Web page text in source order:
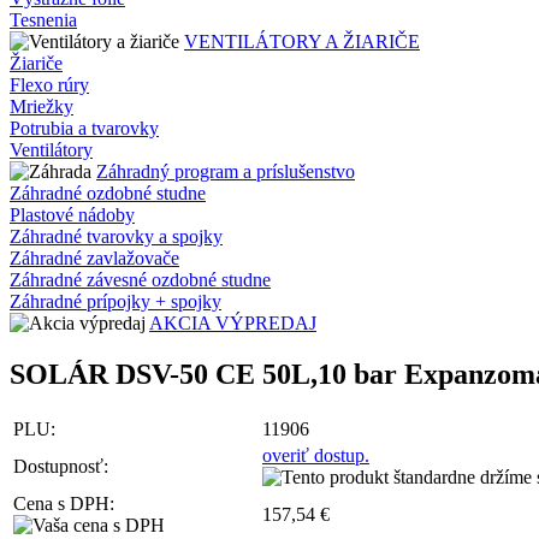
Tesnenia
VENTILÁTORY A ŽIARIČE
Žiariče
Flexo rúry
Mriežky
Potrubia a tvarovky
Ventilátory
Záhradný program a príslušenstvo
Záhradné ozdobné studne
Plastové nádoby
Záhradné tvarovky a spojky
Záhradné zavlažovače
Záhradné závesné ozdobné studne
Záhradné prípojky + spojky
AKCIA VÝPREDAJ
SOLÁR DSV-50 CE 50L,10 bar
PLU:
11906
Dostupnosť:
overiť dostup.
Cena s DPH:
157,54 €